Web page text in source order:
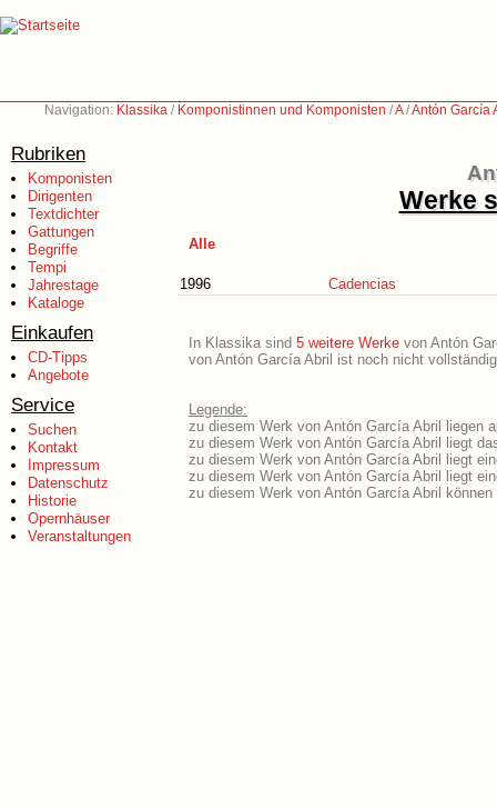
Navigation: Klassika / Komponistinnen und Komponisten /A/Antón García
Rubriken
Komponisten
Dirigenten
Textdichter
Gattungen
Begriffe
Tempi
Jahrestage
Kataloge
Einkaufen
CD-Tipps
Angebote
Service
Suchen
Kontakt
Impressum
Datenschutz
Historie
Opernhäuser
Veranstaltungen
Werke
Alle
1996 Cadencias
In Klassika sind 5 weitere Werke von Antón
von Antón García Abril ist noch nicht
Legende:
zu diesem Werk von Antón García Abril liegen
zu diesem Werk von Antón García Abril liegt
zu diesem Werk von Antón García Abril liegt
zu diesem Werk von Antón García Abril liegt
zu diesem Werk von Antón García Abril